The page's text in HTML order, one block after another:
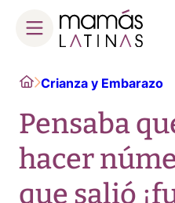
content
HomeCrianza y Embarazo
Pensaba
hacer
que salió